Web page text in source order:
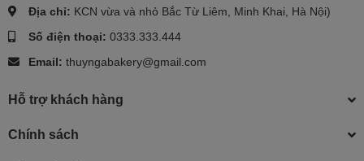
Địa chỉ: KCN vừa và nhỏ Bắc Từ Liêm, Minh Khai, Hà Nội)
Số điện thoại: 0333.333.444
Email: thuyngabakery@gmail.com
Hỗ trợ khách hàng
Chính sách